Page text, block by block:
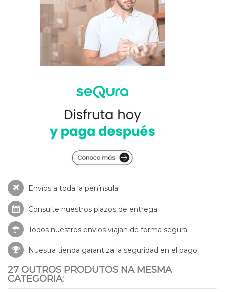
Envíos a toda la península
Consulte nuestros plazos de entrega
Todos nuestros envios viajan de forma segura
Nuestra tienda garantiza la seguridad en el pago
27 OUTROS PRODUTOS NA MESMA
CATEGORIA: